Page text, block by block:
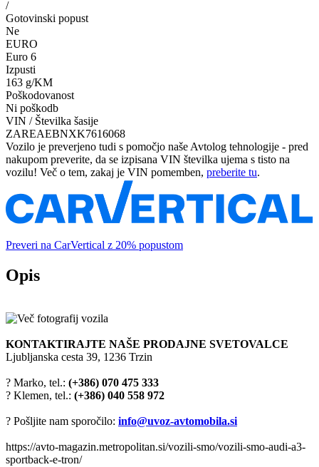
/
Gotovinski popust
Ne
EURO
Euro 6
Izpusti
163 g/KM
Poškodovanost
Ni poškodb
VIN / Številka šasije
ZAREAEBNXK7616068
Vozilo je preverjeno tudi s pomočjo naše Avtolog tehnologije - pred
nakupom preverite, da se izpisana VIN številka ujema s tisto na
vozilu! Več o tem, zakaj je VIN pomemben, preberite tu.
Preveri na CarVertical z 20% popustom
Opis
KONTAKTIRAJTE NAŠE PRODAJNE SVETOVALCE
Ljubljanska cesta 39, 1236 Trzin
? Marko, tel.: (+386) 070 475 333
? Klemen, tel.: (+386) 040 558 972
? Pošljite nam sporočilo: info@uvoz-avtomobila.si
https://avto-magazin.metropolitan.si/vozili-smo/vozili-smo-audi-a3-
sportback-e-tron/